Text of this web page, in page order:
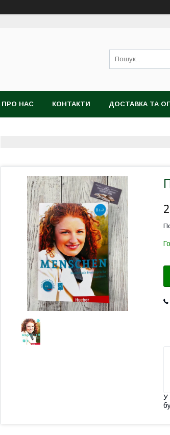
ПРО НАС КОНТАКТИ ДОСТАВКА ТА
У